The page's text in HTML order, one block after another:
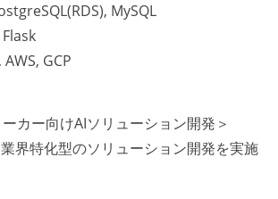
MySQL
GCP
カー向けAIソリューション開発＞
界特化型のソリューション開発を実施